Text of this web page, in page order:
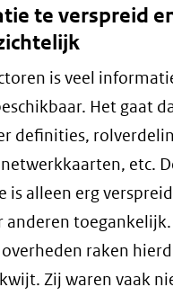
te verspreid
is veel
Het gaat
definities,
etc.
is alleen erg
anderen toegankelijk.
raken
Zij waren vaak